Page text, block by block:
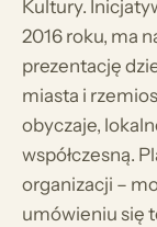
Kultury.
2016 roku, ma
prezentację
miasta i
obyczaje,
współczesną.
organizacji –
umówieniu się